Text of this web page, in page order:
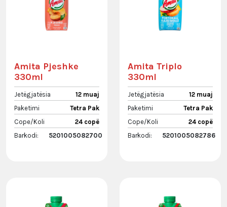
Amita Pjeshke
330ml
Jetëgjatësia
12 muaj
Paketimi
Tetra Pak
Cope/Koli
24 copë
Barkodi:
5201005082700
Amita Triplo
330ml
Jetëgjatësia
12 muaj
Paketimi
Tetra Pak
Cope/Koli
24 copë
Barkodi:
5201005082786